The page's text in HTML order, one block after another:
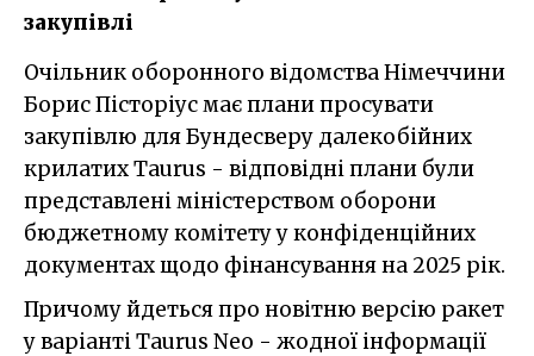
закупівлі
Очільник оборонного відомства Німеччини
Борис Пісторіус має плани просувати
закупівлю для Бундесверу далекобійних
крилатих Taurus - відповідні плани були
представлені міністерством оборони
бюджетному комітету у конфіденційних
документах щодо фінансування на 2025 рік.
Причому йдеться про новітню версію ракет
у варіанті Taurus Neo - жодної інформації